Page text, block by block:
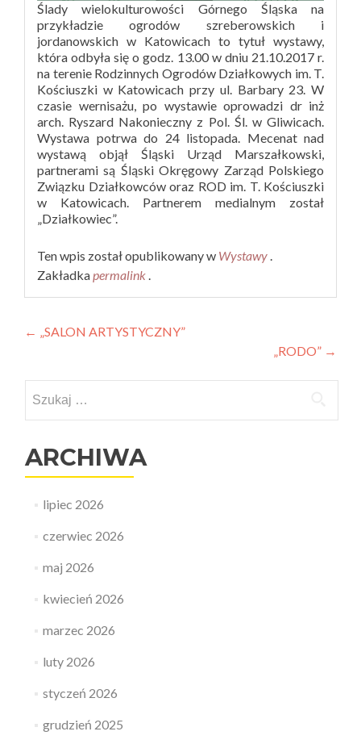
Ślady wielokulturowości Górnego Śląska na
przykładzie ogrodów szreberowskich i
jordanowskich w Katowicach to tytuł wystawy,
która odbyła się o godz. 13.00 w dniu 21.10.2017 r.
na terenie Rodzinnych Ogrodów Działkowych im. T.
Kościuszki w Katowicach przy ul. Barbary 23. W
czasie wernisażu, po wystawie oprowadzi dr inż
arch. Ryszard Nakonieczny z Pol. Śl. w Gliwicach.
Wystawa potrwa do 24 listopada. Mecenat nad
wystawą objął Śląski Urząd Marszałkowski,
partnerami są Śląski Okręgowy Zarząd Polskiego
Związku Działkowców oraz ROD im. T. Kościuszki
w Katowicach. Partnerem medialnym został
„Działkowiec”.
Ten wpis został opublikowany w Wystawy .
Zakładkapermalink .
Nawigacja
← „SALON ARTYSTYCZNY”
„RODO” →
ARCHIWA
lipiec 2026
czerwiec 2026
maj 2026
kwiecień 2026
marzec 2026
luty 2026
styczeń 2026
grudzień 2025